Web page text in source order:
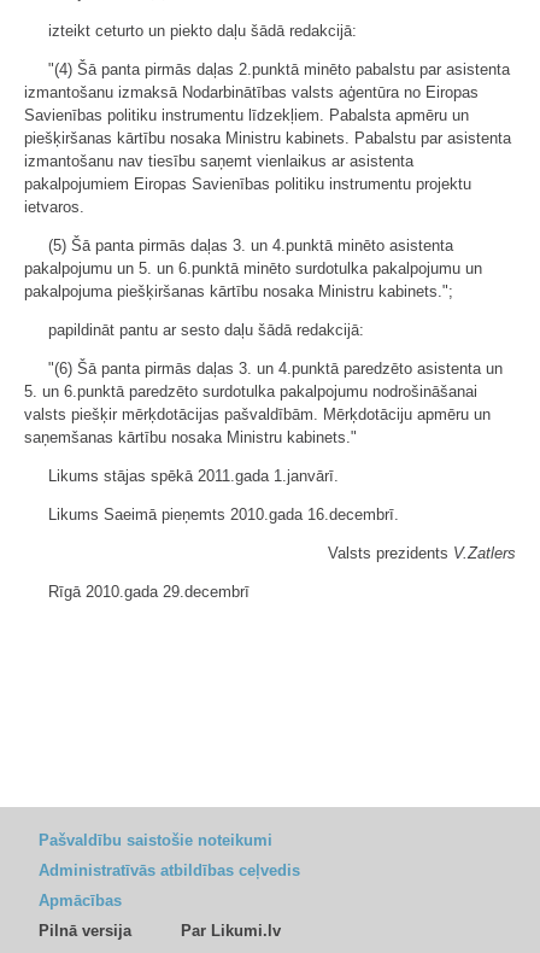
izteikt ceturto un piekto daļu šādā redakcijā:
"(4) Šā panta pirmās daļas 2.punktā minēto pabalstu par asistenta
izmantošanu izmaksā Nodarbinātības valsts aģentūra no Eiropas
Savienības politiku instrumentu līdzekļiem. Pabalsta apmēru un
piešķiršanas kārtību nosaka Ministru kabinets. Pabalstu par asistenta
izmantošanu nav tiesību saņemt vienlaikus ar asistenta
pakalpojumiem Eiropas Savienības politiku instrumentu projektu
ietvaros.
(5) Šā panta pirmās daļas 3. un 4.punktā minēto asistenta
pakalpojumu un 5. un 6.punktā minēto surdotulka pakalpojumu un
pakalpojuma piešķiršanas kārtību nosaka Ministru kabinets.";
papildināt pantu ar sesto daļu šādā redakcijā:
"(6) Šā panta pirmās daļas 3. un 4.punktā paredzēto asistenta un
5. un 6.punktā paredzēto surdotulka pakalpojumu nodrošināšanai
valsts piešķir mērķdotācijas pašvaldībām. Mērķdotāciju apmēru un
saņemšanas kārtību nosaka Ministru kabinets."
Likums stājas spēkā 2011.gada 1.janvārī.
Likums Saeimā pieņemts 2010.gada 16.decembrī.
Valsts prezidents V.Zatlers
Rīgā 2010.gada 29.decembrī
Pašvaldību saistošie noteikumi
Administratīvās atbildības ceļvedis
Apmācības
Pilnā versija
Par Likumi.lv